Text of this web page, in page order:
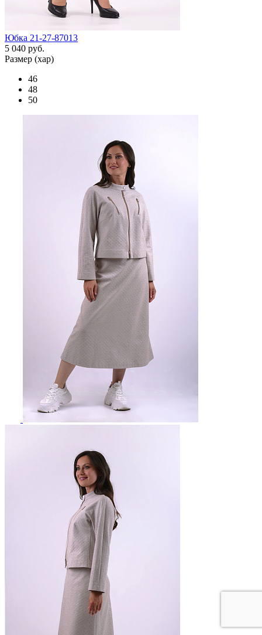
Юбка 21-27-87013
5 040 руб.
Размер (хар)
46
48
50